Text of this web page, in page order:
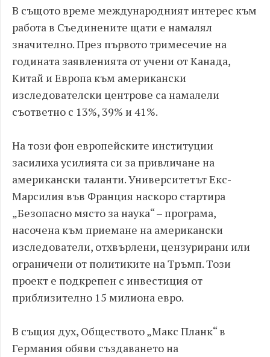
В същото време международният интерес към
работа в Съединените щати е намалял
значително. През първото тримесечие на
годината заявленията от учени от Канада,
Китай и Европа към американски
изследователски центрове са намалели
съответно с 13%, 39% и 41%.
На този фон европейските институции
засилиха усилията си за привличане на
американски таланти. Университетът Екс-
Марсилия във Франция наскоро стартира
„Безопасно място за наука“ – програма,
насочена към приемане на американски
изследователи, отхвърлени, цензурирани или
ограничени от политиките на Тръмп. Този
проект е подкрепен с инвестиция от
приблизително 15 милиона евро.
В същия дух, Обществото „Макс Планк“ в
Германия обяви създаването на